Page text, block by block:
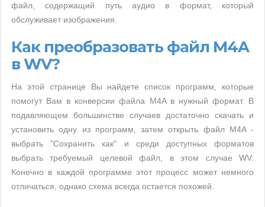
файл, содержащий путь аудио в формат, который
обслуживает изображения.
Как преобразовать файл M4A
в WV?
На этой странице Вы найдете список программ, которые
помогут Вам в конверсии файла M4A в нужный формат. В
подавляющем большинстве случаев достаточно скачать и
установить одну из программ, затем открыть файл M4A -
выбрать "Сохранить как" и среди доступных форматов
выбрать требуемый целевой файл, в этом случае WV.
Конечно в каждой программе этот процесс может немного
отличаться, однако схема всегда остается похожей.